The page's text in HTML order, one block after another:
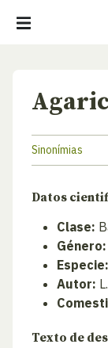
Sinonímias
Datos
Clase:
Género:
Especie:
Autor:
Texto de